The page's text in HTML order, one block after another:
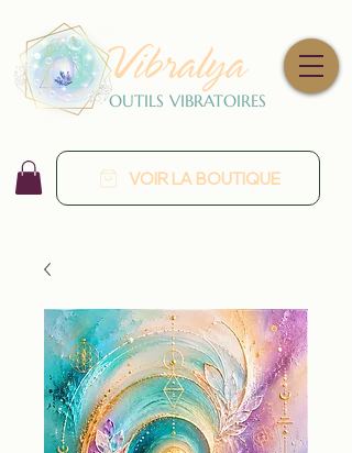
VOIR LA BOUTIQUE
Vibralya
OUTILS VIBRATOIRES